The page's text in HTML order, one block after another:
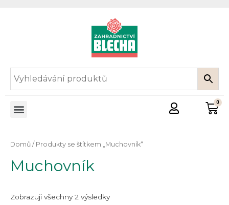
Domů / Produkty se štítkem „Muchovník“
Muchovník
Zobrazuji všechny 2 výsledky